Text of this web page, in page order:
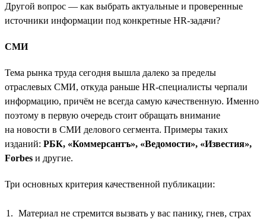
Другой вопрос — как выбрать актуальные и проверенные
источники информации под конкретные HR-задачи?
СМИ
Тема рынка труда сегодня вышла далеко за пределы
отраслевых СМИ, откуда раньше HR-специалисты черпали
информацию, причём не всегда самую качественную. Именно
поэтому в первую очередь стоит обращать внимание
на новости в СМИ делового сегмента. Примеры таких
изданий: РБК, «Коммерсантъ», «Ведомости», «Известия»,
Forbes и другие.
Три основных критерия качественной публикации:
Материал не стремится вызвать у вас панику, гнев, страх